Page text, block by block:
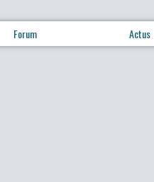
Forum Actus